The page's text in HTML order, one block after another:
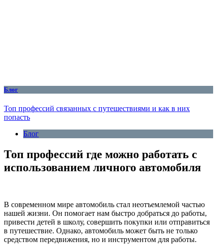
Блог
Топ профессий связанных с путешествиями и как в них
попасть
Блог
Топ профессий где можно работать с
использованием личного автомобиля
В современном мире автомобиль стал неотъемлемой частью
нашей жизни. Он помогает нам быстро добраться до работы,
привести детей в школу, совершить покупки или отправиться
в путешествие. Однако, автомобиль может быть не только
средством передвижения, но и инструментом для работы.